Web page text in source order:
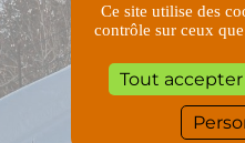
Ce site utilise des
contrôle sur ceux
Tout accepter